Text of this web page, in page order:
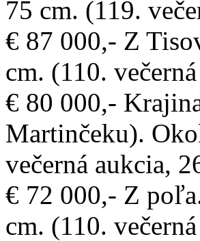
75 cm. (119.
€ 87 000,- Z
cm. (110.
€ 80 000,-
Martinčeku).
večerná aukcia,
€ 72 000,- Z
cm. (110.